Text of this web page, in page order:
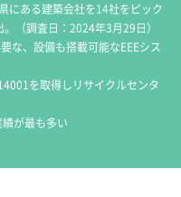
にある建築会社を14社をピック
（調査日：2024年3月29日）
な、設備も搭載可能なEEEシス
を取得しリサイクルセンタ
が最も多い